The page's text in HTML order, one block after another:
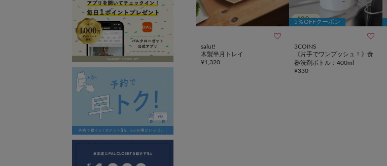

salut!
木製半月トレイ
¥1,320
5％OFFクーポン

3COINS
《片手でワンプッシュ！》食
器洗剤ボトル：400ml
¥330